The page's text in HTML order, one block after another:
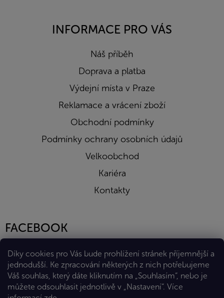
Díky cookies pro Vás bude prohlížení stránek příjemnější a
jednodušší. Ke zpracování některých z nich potřebujeme
Váš souhlas, který dáte kliknutím na „Souhlasím“, nebo je
můžete odsouhlasit jednotlivě v „Nastavení“. Více
INFORMACE PRO VÁS
Náš příběh
Doprava a platba
Výdejní místa v Praze
Reklamace a vrácení zboží
Obchodní podmínky
Podmínky ochrany osobních údajů
Velkoobchod
Kariéra
Kontakty
FACEBOOK